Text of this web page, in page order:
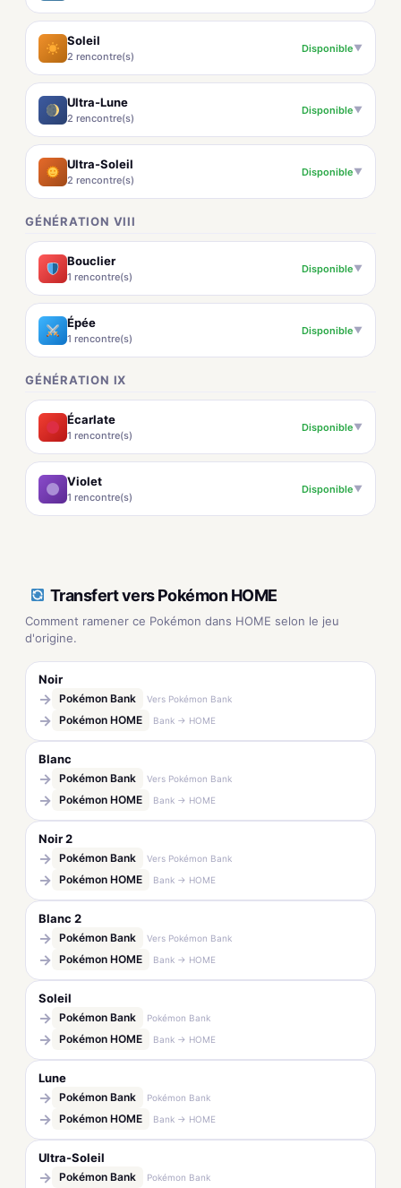
Soleil
2 rencontre(s)
Disponible▼
Ultra-Lune
2 rencontre(s)
Disponible▼
Ultra-Soleil
2 rencontre(s)
Disponible▼
GÉNÉRATION VIII
Bouclier
1 rencontre(s)
Disponible▼
Épée
1 rencontre(s)
Disponible▼
GÉNÉRATION IX
Écarlate
1 rencontre(s)
Disponible▼
Violet
1 rencontre(s)
Disponible▼
Transfert vers Pokémon HOME
Comment ramener ce Pokémon dans HOME selon le jeu
d'origine.
Noir
→ Pokémon Bank Vers Pokémon Bank
→ Pokémon HOME Bank → HOME
Blanc
→ Pokémon Bank Vers Pokémon Bank
→ Pokémon HOME Bank → HOME
Noir 2
→ Pokémon Bank Vers Pokémon Bank
→ Pokémon HOME Bank → HOME
Blanc 2
→ Pokémon Bank Vers Pokémon Bank
→ Pokémon HOME Bank → HOME
Soleil
→ Pokémon Bank Pokémon Bank
→ Pokémon HOME Bank → HOME
Lune
→ Pokémon Bank Pokémon Bank
→ Pokémon HOME Bank → HOME
Ultra-Soleil
→ Pokémon Bank Pokémon Bank